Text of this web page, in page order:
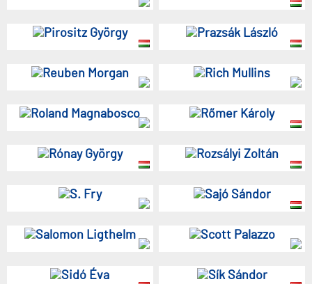
Pirositz György Prazsák László
Reuben Morgan Rich Mullins
Roland Magnabosco Rőmer Károly
Rónay György Rozsályi Zoltán
S. Fry Sajó Sándor
Salomon Ligthelm Scott Palazzo
Sidó Éva Sík Sándor